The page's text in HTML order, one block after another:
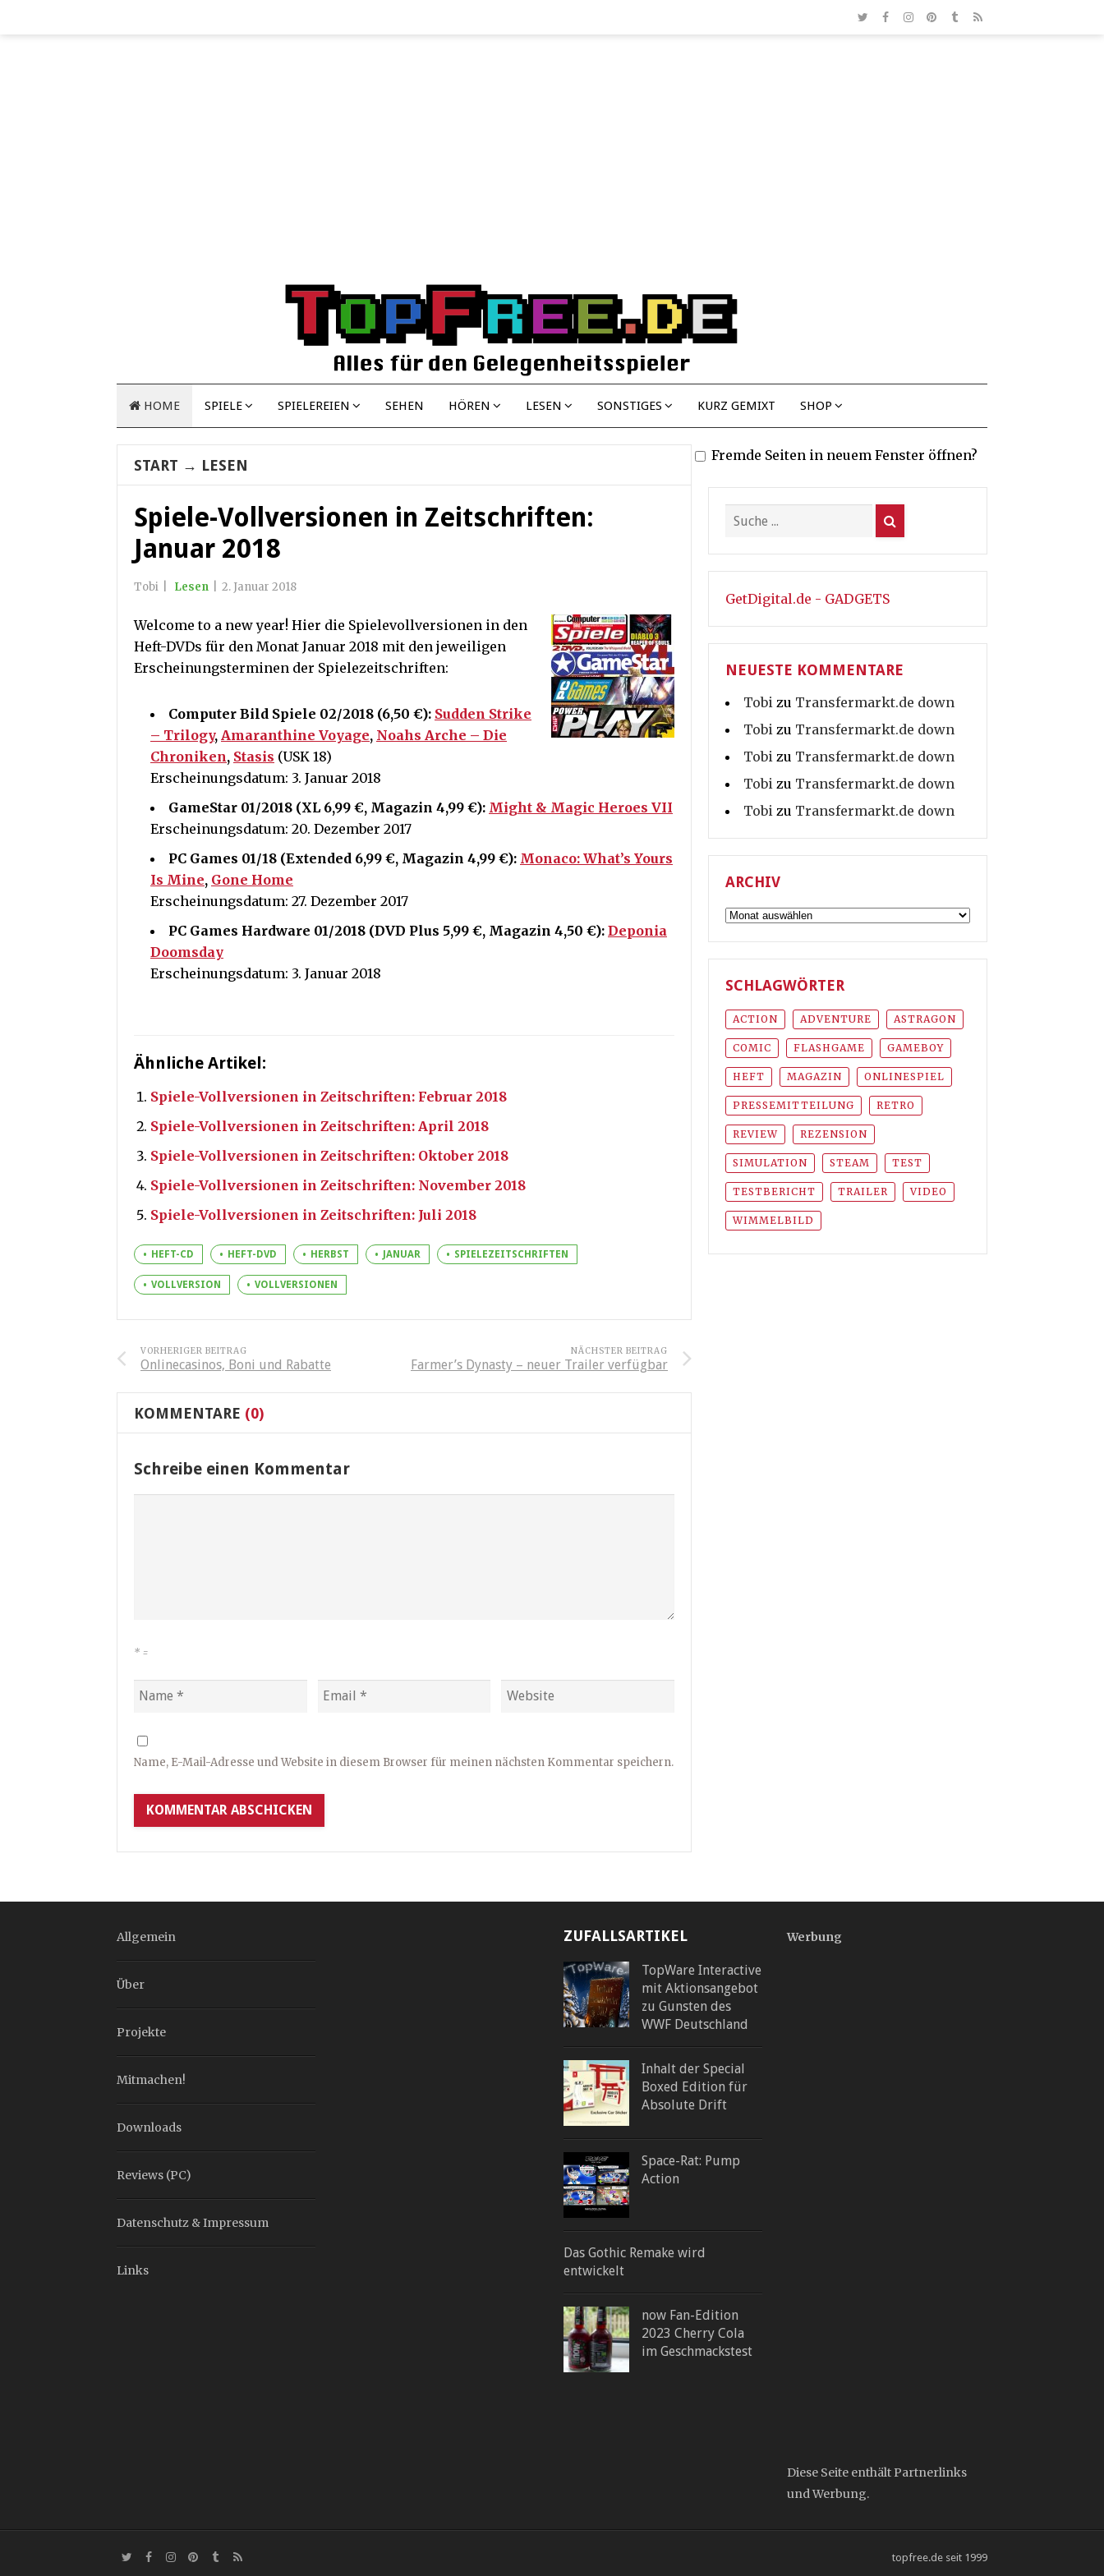
HOME SPIELE SPIELEREIEN SEHEN HÖREN LESEN SONSTIGES KURZ GEMIXT SHOP
START → LESEN
Spiele-Vollversionen in Zeitschriften:
Januar 2018
Tobi Lesen 2. Januar 2018
Welcome to a new year! Hier die Spielevollversionen in den
Heft-DVDs für den Monat Januar 2018 mit den jeweiligen
Erscheinungsterminen der Spielezeitschriften:
Computer Bild Spiele 02/2018 (6,50 €): Sudden Strike
– Trilogy, Amaranthine Voyage, Noahs Arche – Die
Chroniken, Stasis (USK 18)
Erscheinungsdatum: 3. Januar 2018
GameStar 01/2018 (XL 6,99 €, Magazin 4,99 €): Might & Magic Heroes VII
Erscheinungsdatum: 20. Dezember 2017
PC Games 01/18 (Extended 6,99 €, Magazin 4,99 €): Monaco: What’s Yours
Is Mine, Gone Home
Erscheinungsdatum: 27. Dezember 2017
PC Games Hardware 01/2018 (DVD Plus 5,99 €, Magazin 4,50 €): Deponia
Doomsday
Erscheinungsdatum: 3. Januar 2018
Ähnliche Artikel:
Spiele-Vollversionen in Zeitschriften: Februar 2018
Spiele-Vollversionen in Zeitschriften: April 2018
Spiele-Vollversionen in Zeitschriften: Oktober 2018
Spiele-Vollversionen in Zeitschriften: November 2018
Spiele-Vollversionen in Zeitschriften: Juli 2018
HEFT-CD HEFT-DVD HERBST JANUAR SPIELEZEITSCHRIFTEN
VOLLVERSION VOLLVERSIONEN
VORHERIGER BEITRAG
Onlinecasinos, Boni und Rabatte
NÄCHSTER BEITRAG
Farmer’s Dynasty – neuer Trailer verfügbar
KOMMENTARE (0)
Schreibe einen Kommentar
* =
Name, E-Mail-Adresse und Website in diesem Browser für meinen nächsten Kommentar speichern.
Fremde Seiten in neuem Fenster öffnen?
GetDigital.de - GADGETS
NEUESTE KOMMENTARE
Tobi zu Transfermarkt.de down
Tobi zu Transfermarkt.de down
Tobi zu Transfermarkt.de down
Tobi zu Transfermarkt.de down
Tobi zu Transfermarkt.de down
ARCHIV
Archiv
SCHLAGWÖRTER
ACTION ADVENTURE ASTRAGON
COMIC FLASHGAME GAMEBOY
HEFT MAGAZIN ONLINESPIEL
PRESSEMITTEILUNG RETRO
REVIEW REZENSION
SIMULATION STEAM TEST
TESTBERICHT TRAILER VIDEO
WIMMELBILD
Allgemein
Über
Projekte
Mitmachen!
Downloads
Reviews (PC)
Datenschutz & Impressum
Links
ZUFALLSARTIKEL
TopWare Interactive
mit Aktionsangebot
zu Gunsten des
WWF Deutschland
Inhalt der Special
Boxed Edition für
Absolute Drift
Space-Rat: Pump
Action
Das Gothic Remake wird
entwickelt
now Fan-Edition
2023 Cherry Cola
im Geschmackstest
Werbung
Diese Seite enthält Partnerlinks
und Werbung.
topfree.de seit 1999